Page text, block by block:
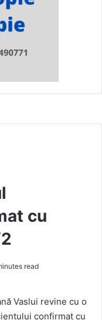
cu
read
Vaslui revine cu o
confirmat cu